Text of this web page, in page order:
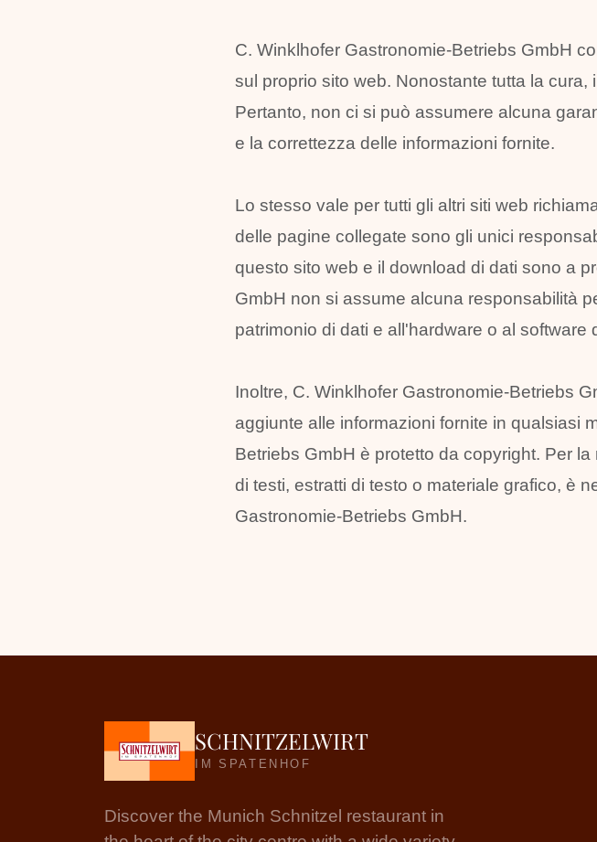
C. Winklhofer Gastronomie-Betriebs GmbH
sul proprio sito web. Nonostante tutta la
Pertanto, non ci si può assumere alcuna
e la correttezza delle informazioni fornite.
Lo stesso vale per tutti gli altri siti web
delle pagine collegate sono gli unici
questo sito web e il download di dati sono a
GmbH non si assume alcuna responsabilità
patrimonio di dati e all'hardware o al software
Inoltre, C. Winklhofer Gastronomie-Betriebs
aggiunte alle informazioni fornite in qualsiasi
Betriebs GmbH è protetto da copyright. Per
di testi, estratti di testo o materiale grafico, è
Gastronomie-Betriebs GmbH.
SCHNITZELWIRT
IM SPATENHOF
Discover the Munich Schnitzel restaurant in